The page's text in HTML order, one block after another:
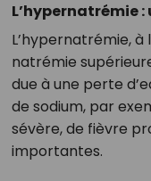
L’hypernatrémie
L’hypernatrémie, à
natrémie
due à une perte
de sodium, par
sévère, de fièvre
importantes.